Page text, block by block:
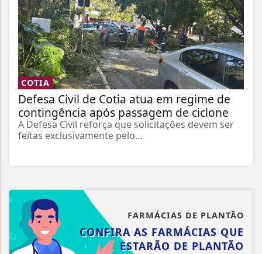
COTIA
Defesa Civil de Cotia atua em regime de
contingência após passagem de ciclone
A Defesa Civil reforça que solicitações devem ser
feitas exclusivamente pelo...
FARMÁCIAS DE PLANTÃO
CONFIRA AS FARMÁCIAS QUE
ESTARÃO DE PLANTÃO